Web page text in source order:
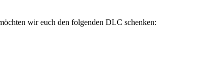
wir euch den folgenden DLC schenken: